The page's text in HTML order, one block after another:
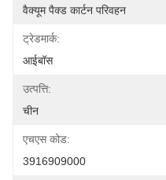
वैक्यूम पैक्ड कार्टन परिवहन
ट्रेडमार्क:
आईबॉस
उत्पत्ति:
चीन
एचएस कोड:
3916909000